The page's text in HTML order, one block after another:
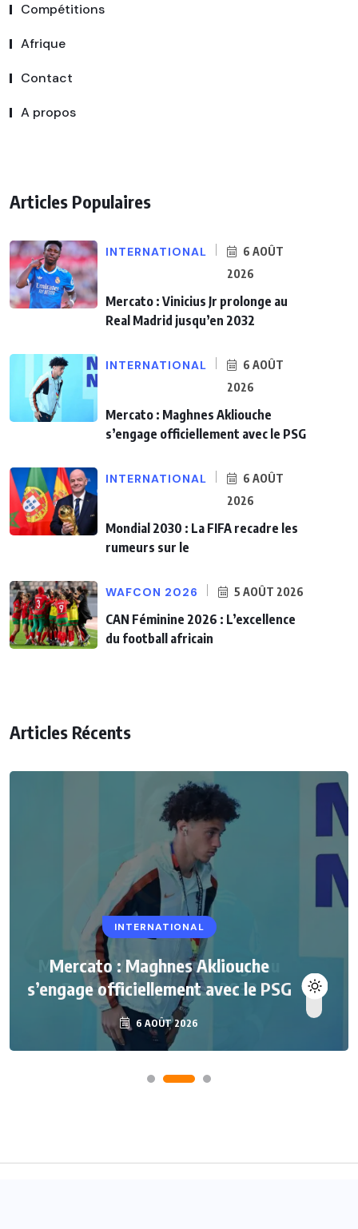
Compétitions
Afrique
Contact
A propos
Articles Populaires
INTERNATIONAL
6 AOÛT
2026
Mercato : Vinicius Jr prolonge au
Real Madrid jusqu’en 2032
INTERNATIONAL
6 AOÛT
2026
Mercato : Maghnes Akliouche
s’engage officiellement avec le PSG
INTERNATIONAL
6 AOÛT
2026
Mondial 2030 : La FIFA recadre les
rumeurs sur le
WAFCON 2026 5 AOÛT 2026
CAN Féminine 2026 : L’excellence
du football africain
Articles Récents
INTERNATIONAL
Mercato : Maghnes Akliouche
s’engage officiellement avec le PSG
6 AOÛT 2026